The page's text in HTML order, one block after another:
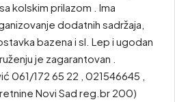
kolskim prilazom . Ima
dodatnih sadržaja,
bazena i sl. Lep i ugodan
je zagarantovan .
061/172 65 22 , 021546645 ,
Novi Sad reg.br 200)